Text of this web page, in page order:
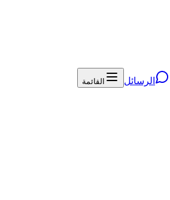
الرسائل القائمة